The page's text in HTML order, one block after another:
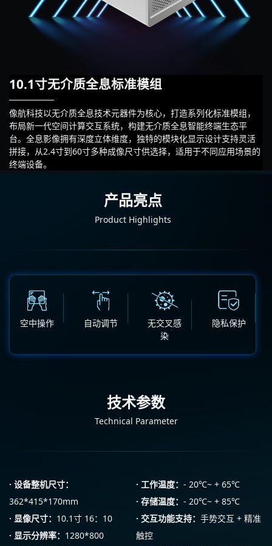
10.1寸无介质全息标准模组
像航科技以无介质全息技术元器件为核心，打造系列化标准模组，
布局新一代空间计算交互系统，构建无介质全息智能终端生态平
台。全息影像拥有深度立体维度，独特的模块化显示设计支持灵活
拼接，从2.4寸到60寸多种成像尺寸供选择，适用于不同应用场景的
终端设备。
产品亮点
Product Highlights
空中操作 自动调节
无交叉感
染
隐私保护
技术参数
Technical Parameter
· 设备整机尺寸：
362*415*170mm
· 显像尺寸： 10.1寸 16：10
· 显示分辨率： 1280*800
· 工作温度： - 20℃~ + 65℃
· 存储温度： - 20℃~ + 85℃
· 交互功能支持： 手势交互 + 精准
触控